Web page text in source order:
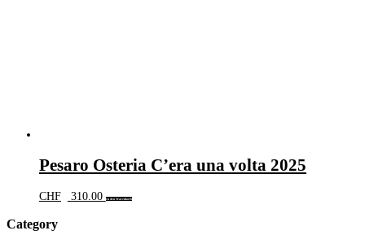
Pesaro Osteria C’era una volta 2025
CHF 310.00 In den Warenkorb
Category